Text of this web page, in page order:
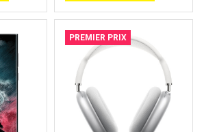
PREMIER PRIX